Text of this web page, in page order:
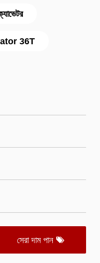
36T
সেরা দাম পান